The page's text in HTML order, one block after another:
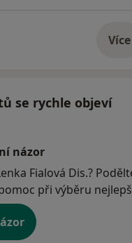
Více
o
se rychle objeví
názor
Fialová Dis.?
při výběru